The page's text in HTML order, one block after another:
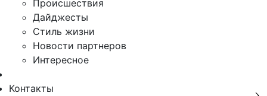
Происшествия
Дайджесты
Стиль жизни
Новости партнеров
Интересное
Контакты